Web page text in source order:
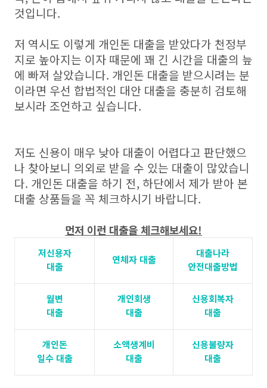
것입니다.
저 역시도 이렇게 개인돈 대출을 받았다가 천정부
지로 높아지는 이자 때문에 꽤 긴 시간을 대출의 늪
에 빠져 살았습니다. 개인돈 대출을 받으시려는 분
이라면 우선 합법적인 대안 대출을 충분히 검토해
보시라 조언하고 싶습니다.
저도 신용이 매우 낮아 대출이 어렵다고 판단했으
나 찾아보니 의외로 받을 수 있는 대출이 많았습니
다. 개인돈 대출을 하기 전, 하단에서 제가 받아 본
대출 상품들을 꼭 체크하시기 바랍니다.
먼저 이런 대출을 체크해보세요!
저신용자
대출
연체자 대출
대출나라
안전대출방법
월변
대출
개인회생
대출
신용회복자
대출
개인돈
일수 대출
소액생계비
대출
신용불량자
대출